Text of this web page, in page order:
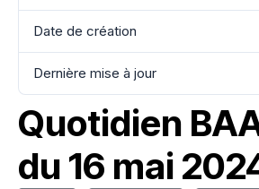
Date de création
Dernière mise à jour
Quotidien
du 16 mai